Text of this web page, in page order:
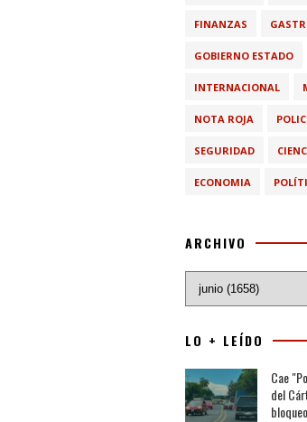
FINANZAS
GOBIERNO ESTADO
INTERNACIONAL
NOTA ROJA
SEGURIDAD
ECONOMIA
ARCHIVO
LO + LEÍDO
Cae
del